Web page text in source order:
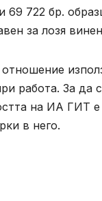
69 722 бр.
за лозя
работа. За
на ИА ГИТ
в него.